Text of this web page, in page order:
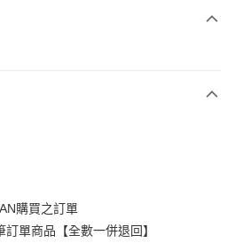
華泰商業銀行
遠東國際商業銀行
購買之訂單
單商品【全數一併退回】